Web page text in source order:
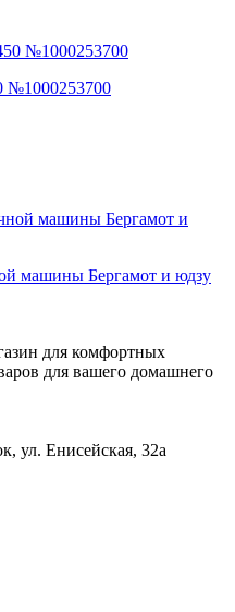
№1000253700
машины Бергамот и юдзу
для комфортных
для вашего домашнего
ул. Енисейская, 32а